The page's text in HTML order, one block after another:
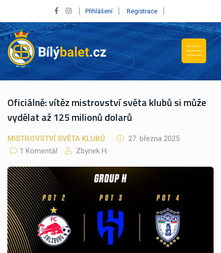
Přihlášení Registrace
Oficiálně: vítěz mistrovství světa klubů si může
vydělat až 125 milionů dolarů
MISTROVSTVÍ SVĚTA KLUBŮ
27. března 2025
1 Komentář
Zbynek H.